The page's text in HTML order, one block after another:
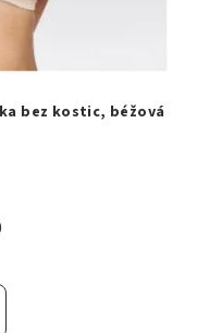
bez kostic, béžová